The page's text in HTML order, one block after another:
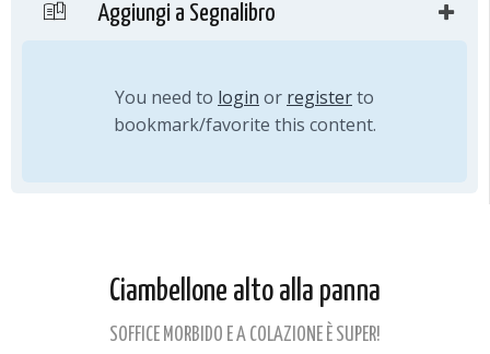
Aggiungi a Segnalibro
You need to login or registerto
bookmark/favorite this content.
Ciambellone alto alla panna
SOFFICE MORBIDO E A COLAZIONE È SUPER!